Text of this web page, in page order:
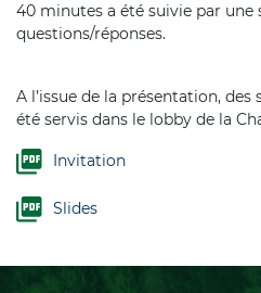
40 minutes a été suivie par une
questions/réponses.
A l’issue de la présentation,
été servis dans le lobby de la
Invitation
Slides